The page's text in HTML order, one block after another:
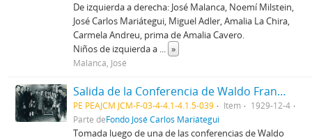
De izquierda a derecha: José Malanca, Noemí Milstein,
José Carlos Mariátegui, Miguel Adler, Amalia La Chira,
Carmela Andreu, prima de Amalia Cavero.
Niños de izquierda a ... »
Malanca, José
Salida de la Conferencia de Waldo Frank en el Teatro Municipal
PE PEAJCM JCM-F-03-4-4.1-4.1.5-039 Item
1929-12-4
Parte deFondo José Carlos Mariátegui
Tomada luego de una de las conferencias de Waldo